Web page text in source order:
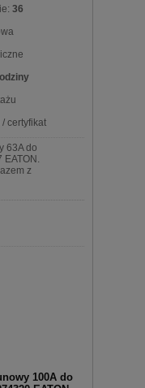
36
certyfikat
63A do
EATON.
z
100A do